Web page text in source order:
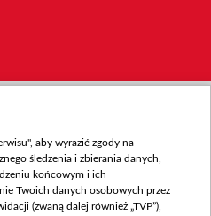
aby wyrazić zgody na
śledzenia i zbierania danych,
końcowym i ich
Twoich danych osobowych przez
(zwaną dalej również „TVP”),